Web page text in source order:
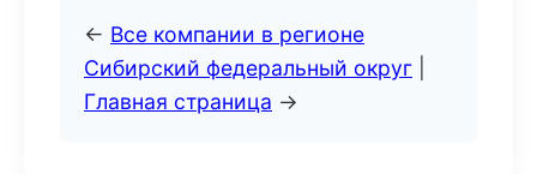
← Все компании в регионе
Сибирский федеральный округ
Главная страница →